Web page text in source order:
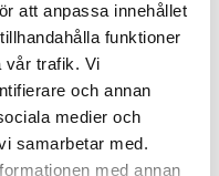
att anpassa innehållet
funktioner
vår trafik. Vi
och annan
medier och
samarbetar med.
med annan
rör långt reduc SMS
rör långt reduc SMS
rör långt reduc SMS